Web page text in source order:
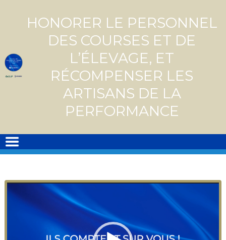
HONORER LE PERSONNEL
DES COURSES ET DE
L’ÉLEVAGE, ET
RÉCOMPENSER LES
ARTISANS DE LA
PERFORMANCE
Video
Player